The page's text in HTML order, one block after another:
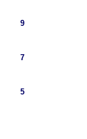
9
7
5